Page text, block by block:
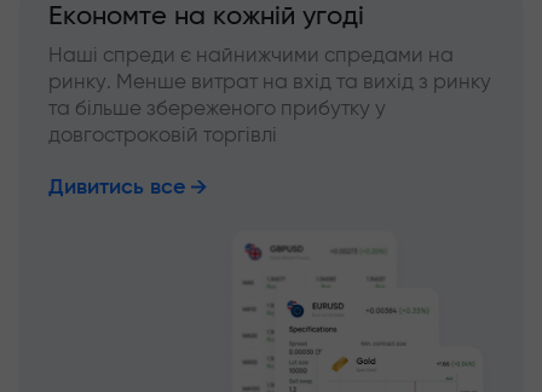
Економте на кожній угоді
Наші спреди є найнижчими спредами на
ринку. Менше витрат на вхід та вихід з ринку
та більше збереженого прибутку у
довгостроковій торгівлі
Дивитись все